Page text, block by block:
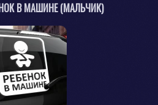
В МАШИНЕ (МАЛЬЧИК)